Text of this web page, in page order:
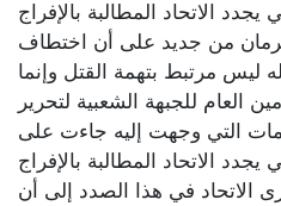
الاتحاد المطالبة بالإفراج
من جديد على أن اختطاف
مرتبط بتهمة القتل وإنما
العام للجبهة الشعبية لتحرير
التي وجهت إليه جاءت على
الاتحاد المطالبة بالإفراج
الاتحاد في هذا الصدد إلى أن